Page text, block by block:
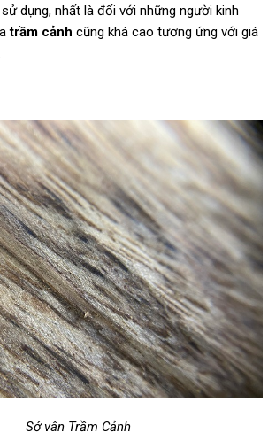
dụng, nhất là đối với những người kinh
trầm cảnh cũng khá cao tương ứng với giá
Sớ vân Trầm Cảnh